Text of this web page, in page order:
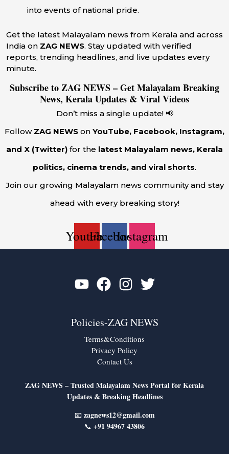
into events of national pride.
Get the latest Malayalam news from Kerala and across
India on ZAG NEWS. Stay updated with verified
reports, trending headlines, and live updates every
minute.
Subscribe to ZAG NEWS – Get Malayalam Breaking
News, Kerala Updates & Viral Videos
Don’t miss a single update! 📢
Follow ZAG NEWS on YouTube, Facebook, Instagram,
and X (Twitter) for the latest Malayalam news, Kerala
politics, cinema trends, and viral shorts.
Join our growing Malayalam news community and stay
ahead with every breaking story!
YoutubeFacebookInstagram
Policies-ZAG NEWS
Terms&Conditions
Privacy Policy
Contact Us
ZAG NEWS – Trusted Malayalam News Portal for Kerala
Updates & Breaking Headlines
📧 zagnews12@gmail.com
📞 +91 94967 43806